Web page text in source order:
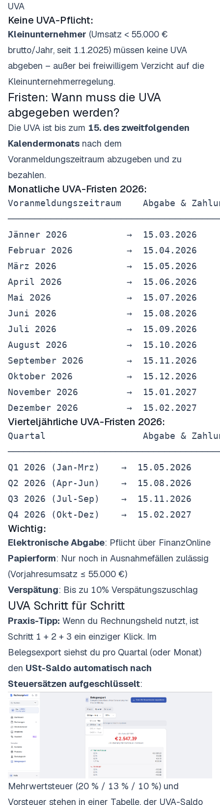
UVA
Keine UVA-Pflicht:
Kleinunternehmer (Umsatz < 55.000 €
brutto/Jahr, seit 1.1.2025) müssen keine UVA
abgeben – außer bei freiwilligem Verzicht auf die
Kleinunternehmerregelung.
Fristen: Wann muss die UVA
abgegeben werden?
Die UVA ist bis zum 15. des zweitfolgenden
Kalendermonats nach dem
Voranmeldungszeitraum abzugeben und zu
bezahlen.
Monatliche UVA-Fristen 2026:
Voranmeldungszeitraum    Abgabe &
Jänner 2026           →  15.03.2026
Februar 2026          →  15.04.2026
März 2026             →  15.05.2026
April 2026            →  15.06.2026
Mai 2026              →  15.07.2026
Juni 2026             →  15.08.2026
Juli 2026             →  15.09.2026
August 2026           →  15.10.2026
September 2026        →  15.11.2026
Oktober 2026          →  15.12.2026
November 2026         →  15.01.2027
Vierteljährliche UVA-Fristen 2026:
Quartal                  Abgabe &
Q1 2026 (Jan-Mrz)    →  15.05.2026
Q2 2026 (Apr-Jun)    →  15.08.2026
Q3 2026 (Jul-Sep)    →  15.11.2026
Wichtig:
Elektronische Abgabe: Pflicht über FinanzOnline
Papierform: Nur noch in Ausnahmefällen zulässig
(Vorjahresumsatz ≤ 55.000 €)
Verspätung: Bis zu 10% Verspätungszuschlag
UVA Schritt für Schritt
Praxis-Tipp: Wenn du Rechnungsheld nutzt, ist
Schritt 1 + 2 + 3 ein einziger Klick. Im
Belegsexport siehst du pro Quartal (oder Monat)
den USt-Saldo automatisch nach
Steuersätzen aufgeschlüsselt:
Mehrwertsteuer (20 % / 13 % / 10 %) und
Vorsteuer stehen in einer Tabelle, der UVA-Saldo